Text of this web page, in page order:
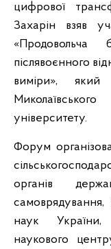
цифрової
Захарін взяв
післявоєнного
виміри»,
університету.
Форум
органів
самоврядування,
наук України,
наукового